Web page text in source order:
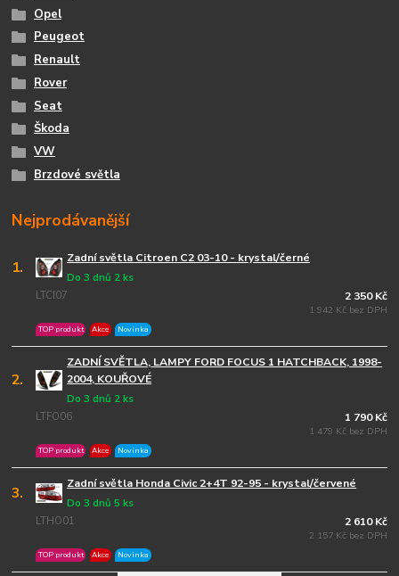
Opel
Peugeot
Renault
Rover
Seat
Škoda
VW
Brzdové světla
Nejprodávanější
1. Zadní světla Citroen C2 03-10 - krystal/černé
LTCI07
Do 3 dnů 2 ks
TOP produkt Akce Novinka
2 350 Kč
1 942 Kč bez DPH
2.
ZADNÍ SVĚTLA, LAMPY FORD FOCUS 1 HATCHBACK, 1998-
2004, KOUŘOVÉ
LTFO06
Do 3 dnů 2 ks
TOP produkt Akce Novinka
1 790 Kč
1 479 Kč bez DPH
3. Zadní světla Honda Civic 2+4T 92-95 - krystal/červené
LTHO01
Do 3 dnů 5 ks
TOP produkt Akce Novinka
2 610 Kč
2 157 Kč bez DPH